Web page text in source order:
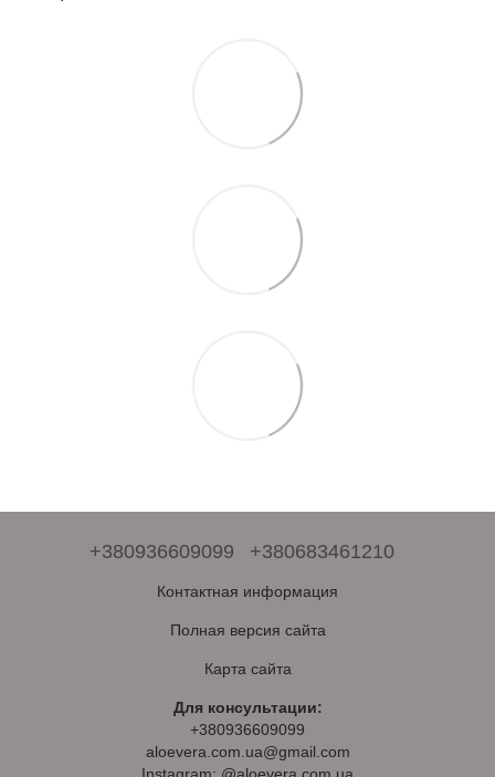
+380936609099 +380683461210
Контактная информация
Полная версия сайта
Карта сайта
Для консультации:
+380936609099
aloevera.com.ua@gmail.com